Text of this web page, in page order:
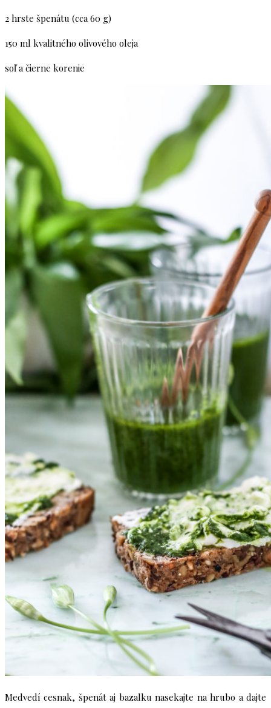
2 hrste špenátu (cca 60 g)
150 ml kvalitného olivového oleja
soľ a čierne korenie
Medvedí cesnak, špenát aj bazalku nasekajte na hrubo a dajte